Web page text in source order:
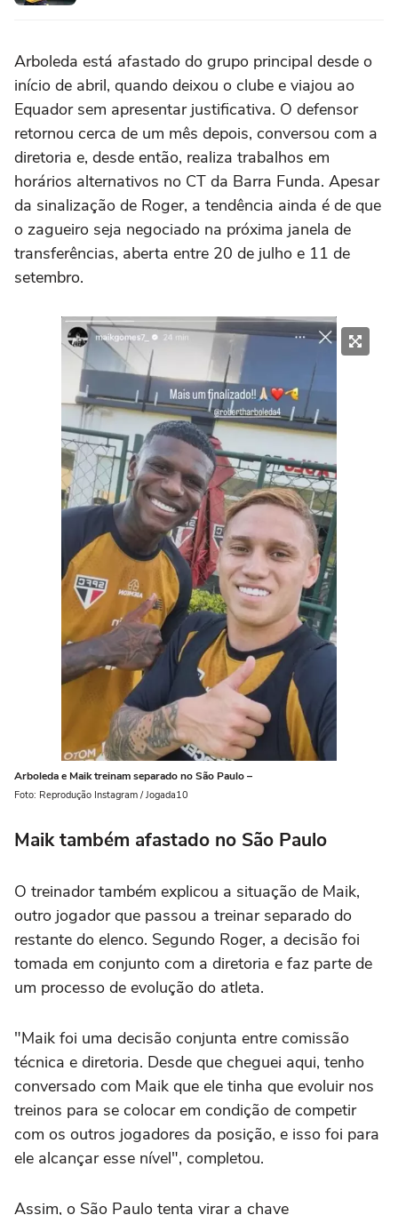
Arboleda está afastado do grupo principal desde o
início de abril, quando deixou o clube e viajou ao
Equador sem apresentar justificativa. O defensor
retornou cerca de um mês depois, conversou com a
diretoria e, desde então, realiza trabalhos em
horários alternativos no CT da Barra Funda. Apesar
da sinalização de Roger, a tendência ainda é de que
o zagueiro seja negociado na próxima janela de
transferências, aberta entre 20 de julho e 11 de
setembro.
Arboleda e Maik treinam separado no São Paulo –
Foto: Reprodução Instagram / Jogada10
Maik também afastado no São Paulo
O treinador também explicou a situação de Maik,
outro jogador que passou a treinar separado do
restante do elenco. Segundo Roger, a decisão foi
tomada em conjunto com a diretoria e faz parte de
um processo de evolução do atleta.
"Maik foi uma decisão conjunta entre comissão
técnica e diretoria. Desde que cheguei aqui, tenho
conversado com Maik que ele tinha que evoluir nos
treinos para se colocar em condição de competir
com os outros jogadores da posição, e isso foi para
ele alcançar esse nível", completou.
Assim, o São Paulo tenta virar a chave